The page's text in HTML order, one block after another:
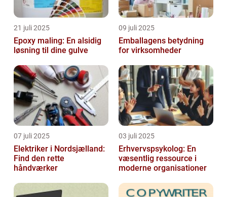
21 juli 2025
Epoxy maling: En alsidig
løsning til dine gulve
09 juli 2025
Emballagens betydning
for virksomheder
07 juli 2025
Elektriker i Nordsjælland:
Find den rette
håndværker
03 juli 2025
Erhvervspsykolog: En
væsentlig ressource i
moderne organisationer